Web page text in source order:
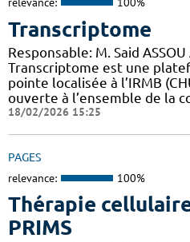
Transcriptome
Responsable: M. Said
Transcriptome est une
pointe localisée à l’IRMB
ouverte à l’ensemble de la
18/02/2026 15:25
PAGES
relevance: 100%
Thérapie
PRIMS